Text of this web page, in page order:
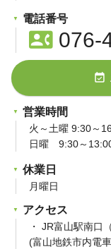
電話番号
contact_phone076-
event_available
営業時間
火～土曜 9:30～
日曜 9:30～
休業日
月曜日
アクセス
・ JR富山駅南口
(富山地鉄市内電